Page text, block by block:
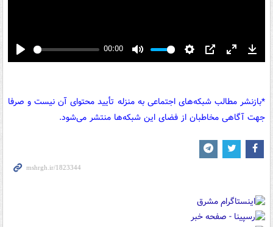
Play
00:00
Mute Settings
PIP Enter
*بازنشر مطالب شبکه‌های اجتماعی به منزله تأیید محتوای آن نیست و صرفا
جهت آگاهی مخاطبان از فضای این شبکه‌ها منتشر می‌شود.